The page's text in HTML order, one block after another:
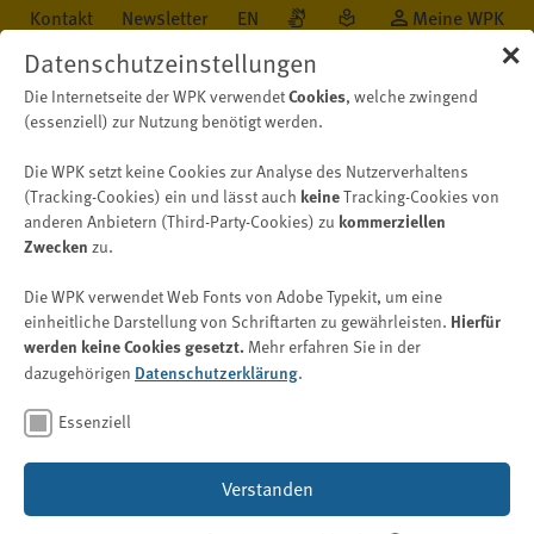
Kontakt Newsletter EN Meine WPK
Öffentlichkeit Neu auf WPK.de Nachricht
Vorstand der WPK
Bericht über die Sitzung am
19. März 2026
✕
Datenschutzeinstellungen
Die Internetseite der WPK verwendetCookies, welche zwingend
(essenziell) zur Nutzung benötigt werden.
Die WPK setzt keine Cookies zur Analyse des Nutzerverhaltens
(Tracking-Cookies) ein und lässt auch keineTracking-Cookies von
anderen Anbietern (Third-Party-Cookies) zu kommerziellen
Zwecken zu.
Die WPK verwendet Web Fonts von Adobe Typekit, um eine
einheitliche Darstellung von Schriftarten zu gewährleisten. Hierfür
werden keine Cookies gesetzt. Mehr erfahren Sie in der
dazugehörigen Datenschutzerklärung.
Essenziell
Verstanden